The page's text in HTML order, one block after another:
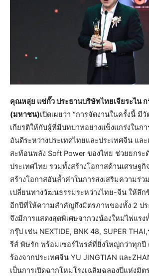
คุณหลุ่ย แซ่กั๊ว ประธานบริษัทไทยเจียระไน ก
(มหาชน)เปิดเผยว่า “การจัดงานในครั้งนี้ มี
เกียรติให้กับผู้ที่มีบทบาทอย่างแข็งแกร่งในก
อันดีระหว่างประเทศไทยและประเทศจีน แล
สะท้อนพลัง Soft Power ของไทย ช่วยยกร
ประเทศไทย รวมทั้งสร้างโอกาสด้านเศรษฐ
สร้างโอกาสอันล้ำค่าในการส่งเสริมความร่
เปลี่ยนทางวัฒนธรรมระหว่างไทย-จีน ให้ลึก
อีกปีที่ให้ความสำคัญถึงมิตรภาพของทั้ง 2 ป
จึงมีการแสดงสุดพิเศษจากวงน้องใหม่ไฟแรง
กรุ๊ป เช่น NEXTIDE, BNK 48, SUPER
รีส์ พิษรัก พร้อมเซอร์ไพรส์ที่ยิ่งใหญ่กว่าทุกปี
ร้องจากประเทศจีน YU JINGTIAN และ
เป็นการเปิดฉากโหมโรงเฉลิมฉลองปีแห่งมิ